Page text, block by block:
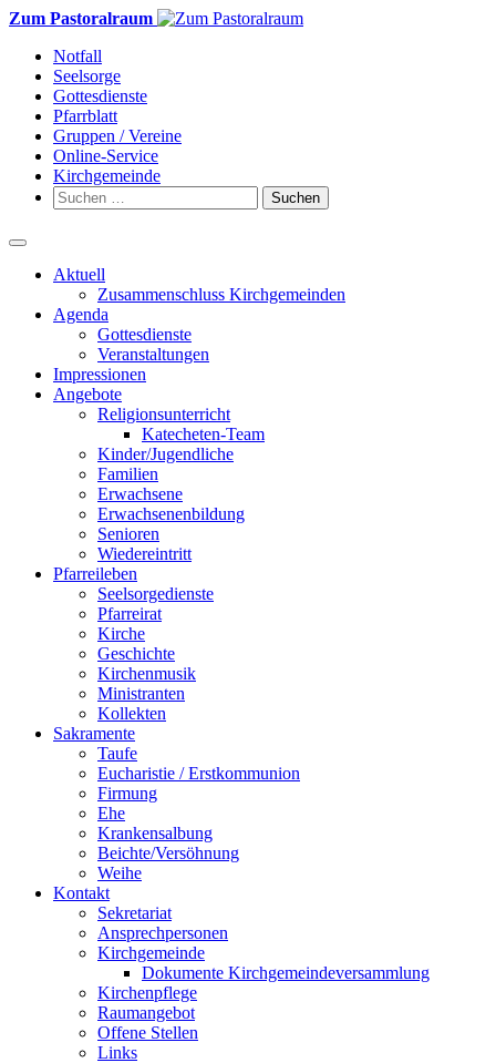
Weiter
Inhalt
Zum Pastoralraum
Notfall
Seelsorge
Gottesdienste
Pfarrblatt
Gruppen / Vereine
Online-Service
Kirchgemeinde
Suchen
nach:
Aktuell
Zusammenschluss Kirchgemeinden
Agenda
Gottesdienste
Veranstaltungen
Impressionen
Angebote
Religionsunterricht
Katecheten-Team
Kinder/Jugendliche
Familien
Erwachsene
Erwachsenenbildung
Senioren
Wiedereintritt
Pfarreileben
Seelsorgedienste
Pfarreirat
Kirche
Geschichte
Kirchenmusik
Ministranten
Kollekten
Sakramente
Taufe
Eucharistie / Erstkommunion
Firmung
Ehe
Krankensalbung
Beichte/Versöhnung
Weihe
Kontakt
Sekretariat
Ansprechpersonen
Kirchgemeinde
Dokumente Kirchgemeindeversammlung
Kirchenpflege
Raumangebot
Offene Stellen
Links